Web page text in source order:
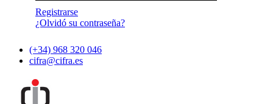
Registrarse
¿Olvidó su contraseña?
(+34) 968 320 046
cifra@cifra.es